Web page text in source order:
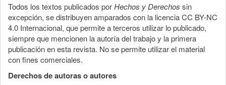
Todos los textos publicados porHechos y Derechos sin
excepción, se distribuyen amparados con la licencia CC BY-NC
4.0 Internacional, que permite a terceros utilizar lo publicado,
siempre que mencionen la autoría del trabajo y la primera
publicación en esta revista. No se permite utilizar el material
con fines comerciales.
Derechos de autoras o autores